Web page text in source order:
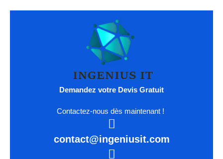
Demandez votre Devis Gratuit
Contactez-nous dès maintenant !
contact@ingeniusit.com